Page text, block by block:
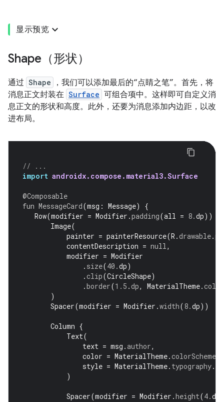
显示预览
Shape（形状）
通过 Shape
，我们可以添加最后的“点睛之笔”。首先，将
消息正文封装在 Surface 可组合项中。这样即可自定义消
息正文的形状和高度。此外，还要为消息添加内边距，以改
进布局。
// ...
import androidx.compose.material3.Surface
@Composable
fun MessageCard(msg : Message)
{
Row(modifier = Modifier .padding(all = 8.dp))
Image(
painter = painterResource(R .drawable.
contentDescription = null,
modifier = Modifier
. size(40.dp)
.clip(CircleShape)
.border(1.5 .dp, MaterialTheme.
)
Spacer(modifier = Modifier .width(8.dp))
Column {
Text(
text = msg .author,
color = MaterialTheme.colorScheme
style = MaterialTheme. typography.
)
Spacer(modifier = Modifier .height(4.dp